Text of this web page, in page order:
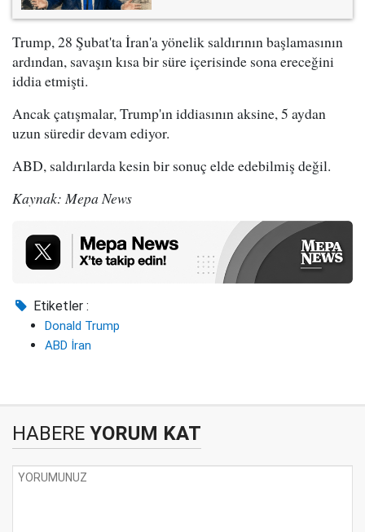
Trump, 28 Şubat'ta İran'a yönelik saldırının başlamasının
ardından, savaşın kısa bir süre içerisinde sona ereceğini
iddia etmişti.
Ancak çatışmalar, Trump'ın iddiasının aksine, 5 aydan
uzun süredir devam ediyor.
ABD, saldırılarda kesin bir sonuç elde edebilmiş değil.
Kaynak: Mepa News
Etiketler :
Donald Trump
ABD İran
HABERE YORUM KAT